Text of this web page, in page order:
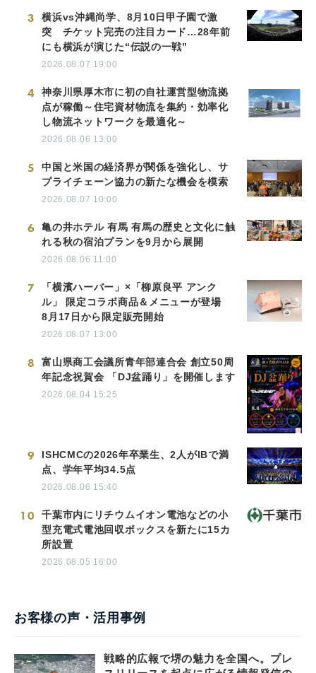
3
横浜vs沖縄尚学、8月10日甲子園で激
突 チケット完売の注目カード…28年前
にも横浜が演じた“伝説の一戦”
2026.08.07 19:00
4
神奈川県厚木市に初の自社運営型物流拠
点が稼働～住宅資材物流を集約・効率化
し物流ネットワークを最適化～
2026.08.06 13:00
5
中国と米国の経済界が関係を強化し、サ
プライチェーン協力の新たな機会を模索
2026.08.07 10:00
6
亀の井ホテル 有馬 有馬の歴史と文化に触
れる秋の宿泊プランを9月から展開
2026.08.06 11:00
7
「横濱ハーバー」×「柳原良平 アンク
ル」 限定コラボ商品＆メニューが登場
8月17日から限定販売開始
2026.08.07 13:00
8
富山県商工会議所青年部連合会 創立50周
年記念祝賀会 「DJ盆踊り」を開催します
2026.08.04 15:25
9
ISHCMCの2026年卒業生、2人がIBで満
点、学年平均34.5点
2026.08.06 15:40
10
千葉市内にリチウムイオン電池などの小
型充電式電池回収ボックスを新たに15カ
所設置
2026.08.05 16:00
お客様の声・活用事例
戦略的広報で堺の魅力を全国へ。プレ